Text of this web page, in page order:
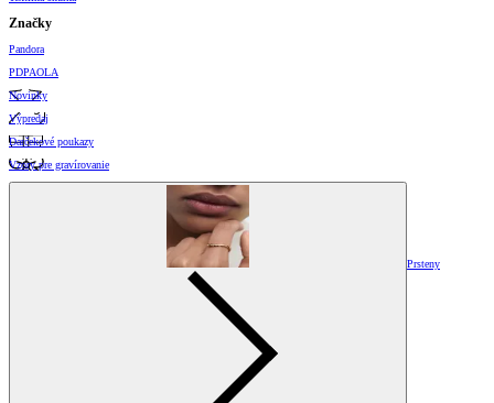
Značky
Pandora
PDPAOLA
Novinky
Výpredaj
Darčekové poukazy
Vzory pre gravírovanie
Prsteny